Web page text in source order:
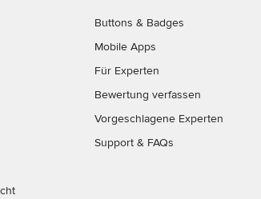
Buttons & Badges
Mobile Apps
Für Experten
Bewertung verfassen
Vorgeschlagene Experten
Support & FAQs